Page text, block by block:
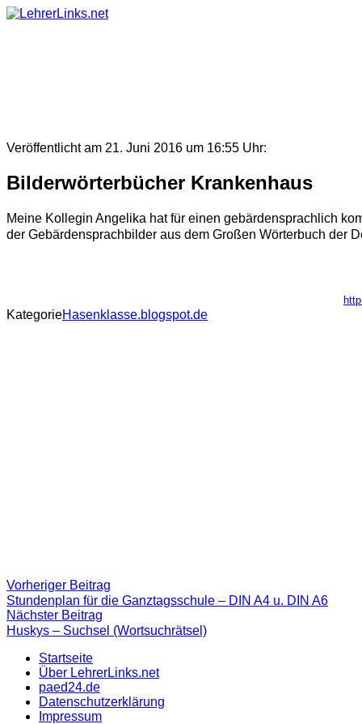
Skip
Veröffentlicht am 21. Juni 2016 um 16:55 Uhr:
Bilderwörterbücher Krankenhaus
Meine Kollegin Angelika hat für einen gebärdensprachlich
der Gebärdensprachbilder aus dem Großen Wörterbuch der
KategorieHasenklasse.blogspot.de
Beitragsnavigation
Vorheriger Beitrag
Beitrag:
Stundenplan für die Ganztagsschule – DIN A4 u. DIN A6
Nächster Beitrag
Beitrag
Huskys – Suchsel (Wortsuchrätsel)
Startseite
Über LehrerLinks.net
paed24.de
Datenschutzerklärung
Impressum